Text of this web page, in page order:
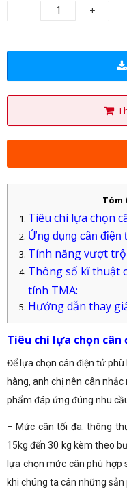
-
+
Tóm
Tiêu chí lựa chọn
Ứng dụng cân điện
Tính năng vượt
Thông số kĩ thuật
tính TMA:
Hướng dẫn thay
Tiêu chí lựa chọn
Để lựa chọn cân điện tử
hàng, anh chị nên cân
phẩm đáp ứng đúng nhu
– Mức cân tối đa: thông
15kg đến 30 kg kèm theo
lựa chọn mức cân phù hợp
khi chúng ta cân những sản